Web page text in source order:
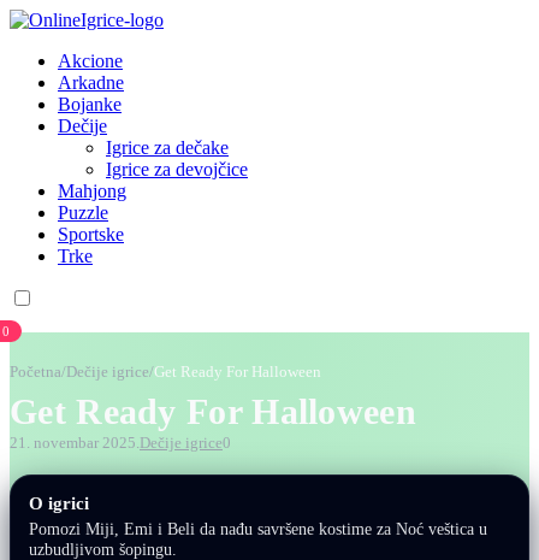
Akcione
Arkadne
Bojanke
Dečije
Igrice za dečake
Igrice za devojčice
Mahjong
Puzzle
Sportske
Trke
0
Početna/ Dečije igrice/Get Ready For Halloween
Get Ready For Halloween
21. novembar 2025.Dečije igrice0
O igrici
Pomozi Miji, Emi i Beli da nađu savršene kostime za Noć veštica u
uzbudljivom šopingu.